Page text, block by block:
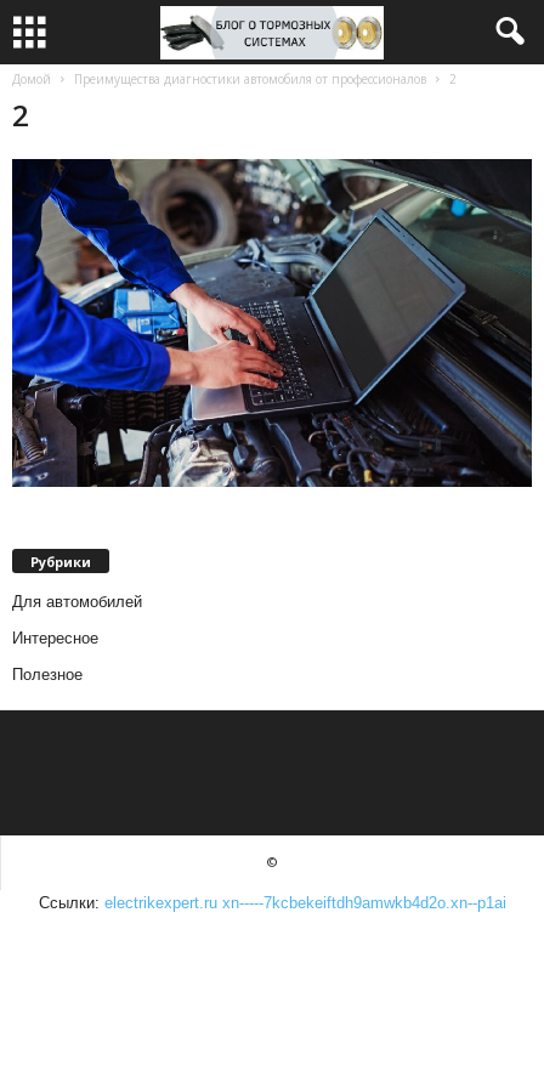
Домой Преимущества диагностики автомобиля от профессионалов 2
2
Рубрики
Для автомобилей
Интересное
Полезное
©
Ссылки: electrikexpert.ru xn-----7kcbekeiftdh9amwkb4d2o.xn--p1ai